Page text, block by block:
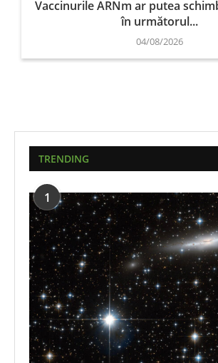
Vaccinurile ARNm ar putea
în următorul...
04/08/2026
TRENDING
1